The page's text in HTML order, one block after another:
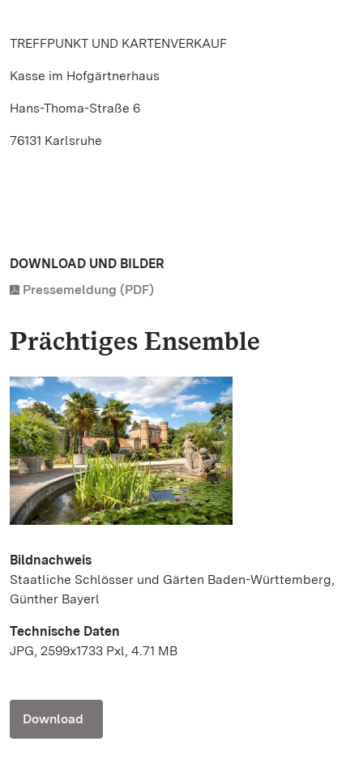
TREFFPUNKT UND KARTENVERKAUF
Kasse im Hofgärtnerhaus
Hans-Thoma-Straße 6
76131 Karlsruhe
DOWNLOAD UND BILDER
Pressemeldung (PDF)
Prächtiges Ensemble
Bildnachweis
Staatliche Schlösser und Gärten Baden-Württemberg,
Günther Bayerl
Technische Daten
JPG, 2599x1733 Pxl, 4.71 MB
Download